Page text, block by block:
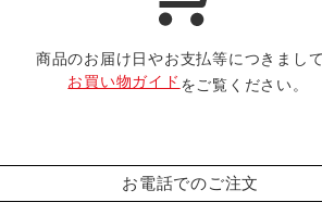
商品のお届け日やお支払等につきまし
お買い物ガイドをご覧ください。
お電話でのご注文